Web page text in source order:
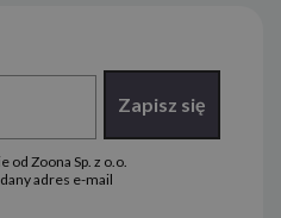
Zapisz się
od Zoona Sp. z o.o.
adres e-mail